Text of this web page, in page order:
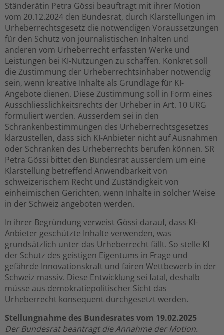
Ständerätin Petra Gössi beauftragt mit ihrer Motion
vom 20.12.2024 den Bundesrat, durch Klarstellungen im
Urheberrechtsgesetz die notwendigen Voraussetzungen
für den Schutz von journalistischen Inhalten und
anderen vom Urheberrecht erfassten Werke und
Leistungen bei KI-Nutzungen zu schaffen. Konkret soll
die Zustimmung der Urheberrechtsinhaber notwendig
sein, wenn kreative Inhalte als Grundlage für KI-
Angebote dienen. Diese Zustimmung soll in Form eines
Ausschliesslichkeitsrechts der Urheber in Art. 10 URG
formuliert werden. Ausserdem sei in den
Schrankenbestimmungen des Urheberrechtsgesetzes
klarzustellen, dass sich KI-Anbieter nicht auf Ausnahmen
oder Schranken des Urheberrechts berufen können. SR
Petra Gössi bittet den Bundesrat ausserdem um eine
Klarstellung betreffend Anwendbarkeit von
schweizerischem Recht und Zuständigkeit von
einheimischen Gerichten, wenn Inhalte in solcher Weise
in der Schweiz angeboten werden.
In ihrer Begründung verweist Gössi darauf, dass KI-
Anbieter geschützte Inhalte verwenden, was
grundsätzlich unter das Urheberrecht fällt. So stelle KI
der Schutz des geistigen Eigentums in Frage und
gefährde Innovationskraft und fairen Wettbewerb in der
Schweiz massiv. Diese Entwicklung sei fatal, deshalb
müsse aus demokratiepolitischer Sicht das
Urheberrecht konsequent durchgesetzt werden.
Stellungnahme des Bundesrates vom 19.02.2025
Der Bundesrat beantragt die Annahme der Motion.